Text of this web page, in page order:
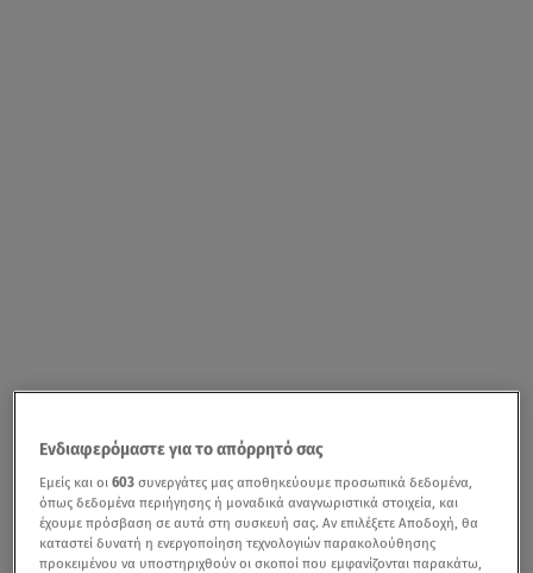
Ενδιαφερόμαστε για το απόρρητό σας
Εμείς και οι603 συνεργάτες μας αποθηκεύουμε προσωπικά δεδομένα,
όπως δεδομένα περιήγησης ή μοναδικά αναγνωριστικά στοιχεία, και
έχουμε πρόσβαση σε αυτά στη συσκευή σας. Αν επιλέξετε Αποδοχή, θα
καταστεί δυνατή η ενεργοποίηση τεχνολογιών παρακολούθησης
προκειμένου να υποστηριχθούν οι σκοποί που εμφανίζονται παρακάτω,